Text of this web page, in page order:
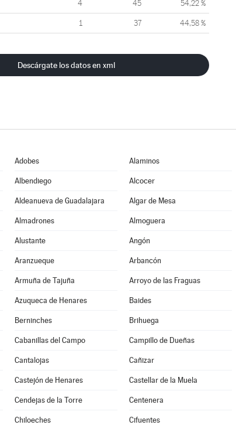
4 45 54,22 %
1 37 44,58 %
Descárgate los datos en xml
Adobes Alaminos
Albendiego Alcocer
Aldeanueva de Guadalajara Algar de Mesa
Almadrones Almoguera
Alustante Angón
Aranzueque Arbancón
Armuña de Tajuña Arroyo de las Fraguas
Azuqueca de Henares Baides
Berninches Brihuega
Cabanillas del Campo Campillo de Dueñas
Cantalojas Cañizar
Castejón de Henares Castellar de la Muela
Cendejas de la Torre Centenera
Chiloeches Cifuentes